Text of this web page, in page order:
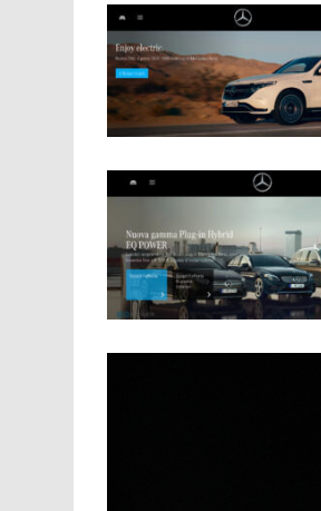
MORE
STORIES